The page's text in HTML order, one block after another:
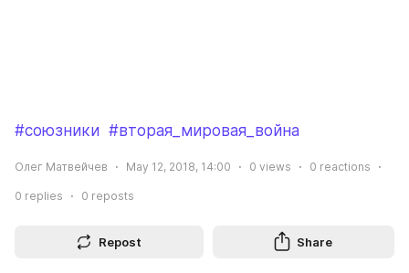
#союзники #вторая_мировая_война
Олег Матвейчев May 12, 2018, 14:00 0 views 0 reactions
0 replies 0 reposts
Repost Share